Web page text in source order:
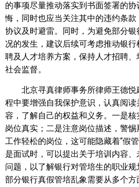
的事项尽量推动落实到书面签署的
悔，同时也应当关注其中的违约条款
协议及时避雷。同时，为避免部分
况的发生，建议后续可考虑推动银
聘及人才培养方案，保持人才招聘
社会监督。
北京寻真律师事务所律师王德
程中要增强自我保护意识，认真阅
容，了解自己的权益和义务。一是
岗位真实；二是注意岗位描述，警惕
工作轻松的岗位，这可能隐藏着“假
是面试时，可以提出关于培训内容
问题，以了解银行对管培生的职业
部分银行真假管培乱象需要从多个